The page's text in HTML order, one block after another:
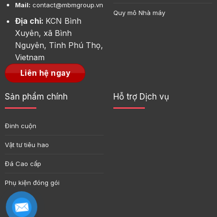
Mail: contact@mbmgroup.vn
Địa chỉ: KCN Bình
Xuyên, xã Bình
Nguyên, Tỉnh Phú Thọ,
Vietnam
Liên hệ ngay
Quy mô Nhà máy
Sản phẩm chính
Đinh cuộn
Vật tư tiêu hao
Đá Cao cấp
Phụ kiện đóng gói
Hỗ trợ Dịch vụ